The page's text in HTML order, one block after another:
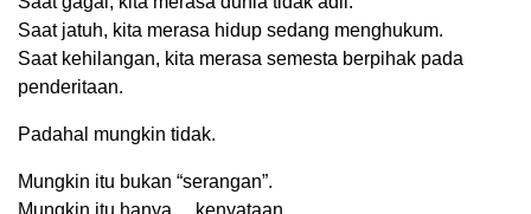
Saat jatuh, kita merasa hidup sedang menghukum.
Saat kehilangan, kita merasa semesta berpihak pada
penderitaan.
Padahal mungkin tidak.
Mungkin itu bukan “serangan”.
Mungkin itu hanya… kenyataan.